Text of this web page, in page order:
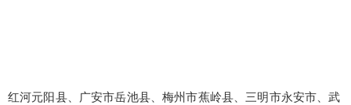
红河元阳县、广安市岳池县、梅州市蕉岭县、三明市永安市、武